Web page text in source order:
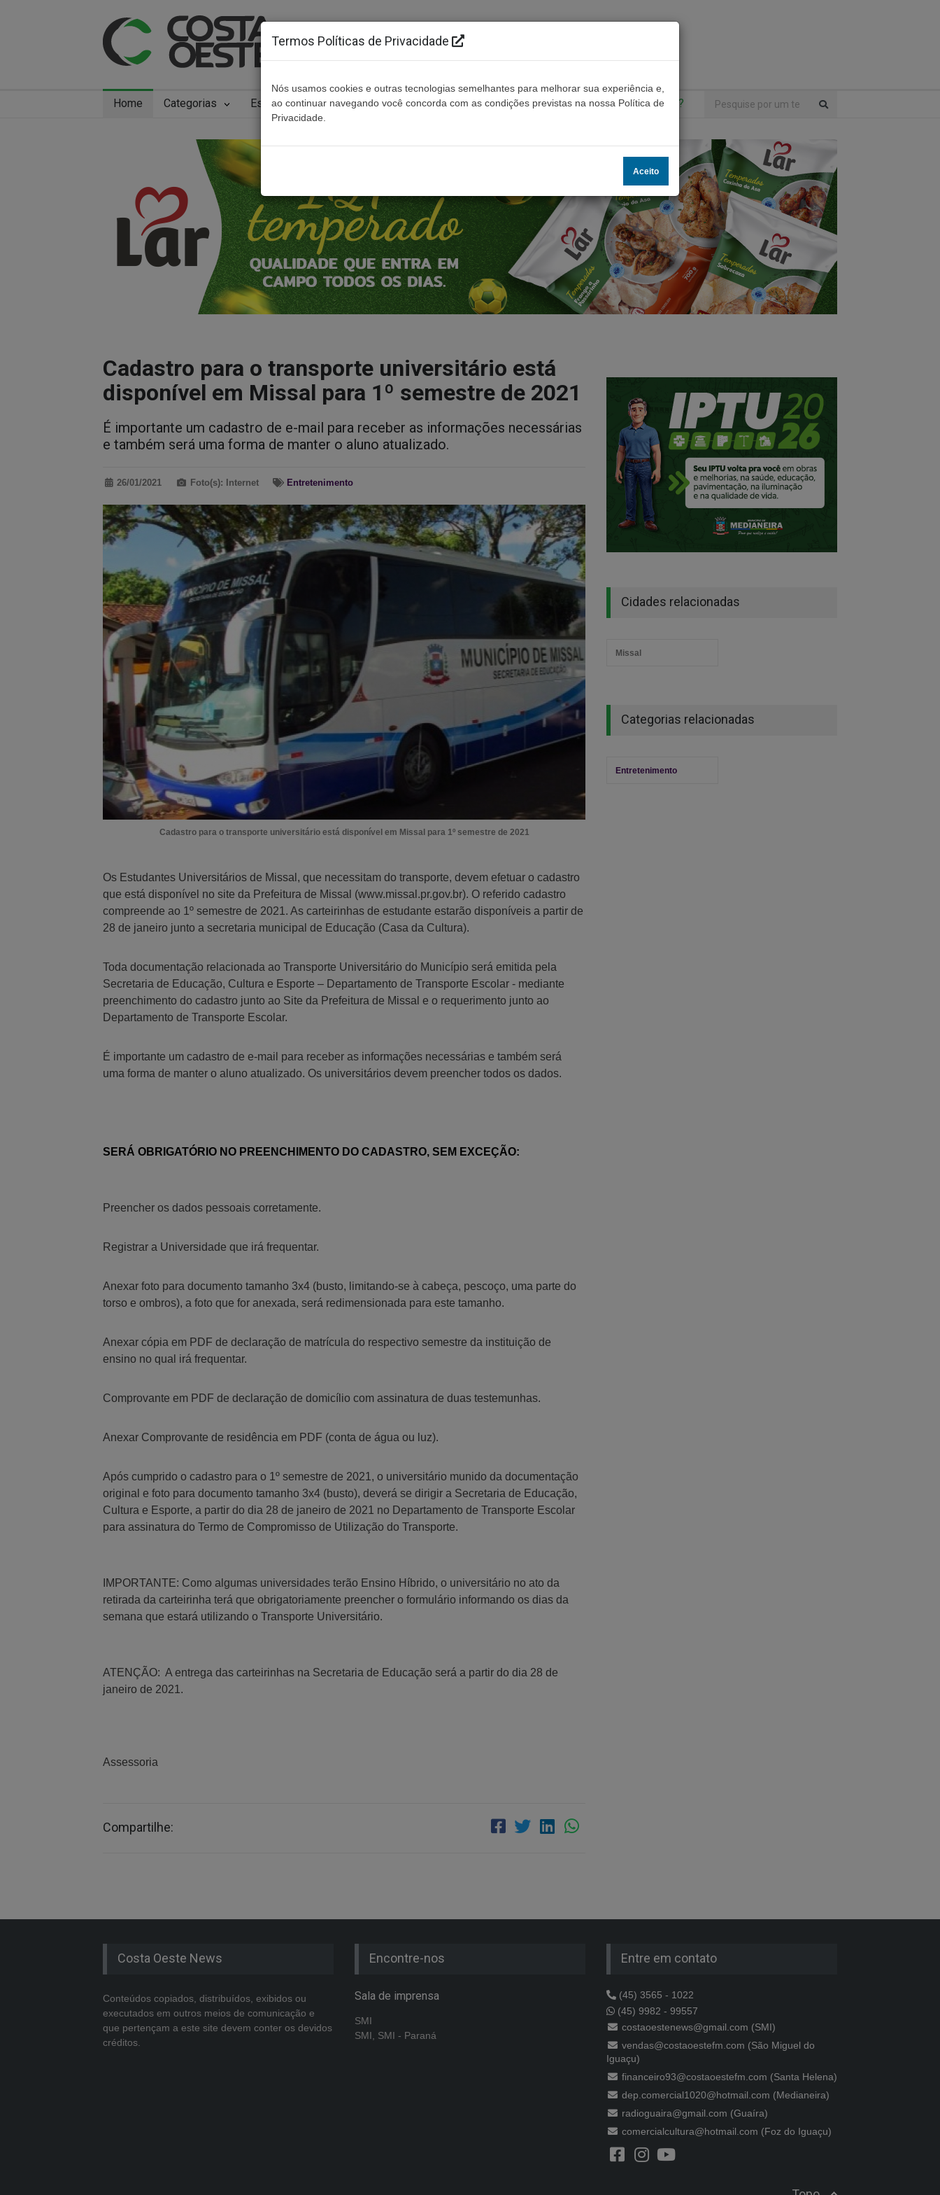
Home Categorias Especiais Cidades Ouça ao vivo Contato Não encontrou algo?
Cadastro para o transporte universitário está
disponível em Missal para 1º semestre de 2021
É importante um cadastro de e-mail para receber as informações necessárias
e também será uma forma de manter o aluno atualizado.
26/01/2021 Foto(s): Internet Entretenimento
Cadastro para o transporte universitário está disponível em Missal para 1º semestre de 2021
Os Estudantes Universitários de Missal, que necessitam do transporte, devem efetuar o cadastro
que está disponível no site da Prefeitura de Missal (www.missal.pr.gov.br). O referido cadastro
compreende ao 1º semestre de 2021. As carteirinhas de estudante estarão disponíveis a partir de
28 de janeiro junto a secretaria municipal de Educação (Casa da Cultura).
Toda documentação relacionada ao Transporte Universitário do Município será emitida pela
Secretaria de Educação, Cultura e Esporte – Departamento de Transporte Escolar - mediante
preenchimento do cadastro junto ao Site da Prefeitura de Missal e o requerimento junto ao
Departamento de Transporte Escolar.
É importante um cadastro de e-mail para receber as informações necessárias e também será
uma forma de manter o aluno atualizado. Os universitários devem preencher todos os dados.
SERÁ OBRIGATÓRIO NO PREENCHIMENTO DO CADASTRO, SEM EXCEÇÃO:
Preencher os dados pessoais corretamente.
Registrar a Universidade que irá frequentar.
Anexar foto para documento tamanho 3x4 (busto, limitando-se à cabeça, pescoço, uma parte do
torso e ombros), a foto que for anexada, será redimensionada para este tamanho.
Anexar cópia em PDF de declaração de matrícula do respectivo semestre da instituição de
ensino no qual irá frequentar.
Comprovante em PDF de declaração de domicílio com assinatura de duas testemunhas.
Anexar Comprovante de residência em PDF (conta de água ou luz).
Após cumprido o cadastro para o 1º semestre de 2021, o universitário munido da documentação
original e foto para documento tamanho 3x4 (busto), deverá se dirigir a Secretaria de Educação,
Cultura e Esporte, a partir do dia 28 de janeiro de 2021 no Departamento de Transporte Escolar
para assinatura do Termo de Compromisso de Utilização do Transporte.
IMPORTANTE: Como algumas universidades terão Ensino Híbrido, o universitário no ato da
retirada da carteirinha terá que obrigatoriamente preencher o formulário informando os dias da
semana que estará utilizando o Transporte Universitário.
ATENÇÃO: A entrega das carteirinhas na Secretaria de Educação será a partir do dia 28 de
janeiro de 2021.
Assessoria
Compartilhe:
Cidades relacionadas
Missal
Categorias relacionadas
Entretenimento
Costa Oeste News
Conteúdos copiados, distribuídos, exibidos ou
executados em outros meios de comunicação e
que pertençam a este site devem conter os devidos
créditos.
Encontre-nos
Sala de imprensa
SMI
SMI, SMI - Paraná
Entre em contato
(45) 3565 - 1022
(45) 9982 - 99557
costaoestenews@gmail.com (SMI)
vendas@costaoestefm.com (São Miguel do
Iguaçu)
financeiro93@costaoestefm.com (Santa Helena)
dep.comercial1020@hotmail.com (Medianeira)
radioguaira@gmail.com (Guaíra)
comercialcultura@hotmail.com (Foz do Iguaçu)
Termos Políticas de Privacidade
Nós usamos cookies e outras tecnologias semelhantes para melhorar sua experiência e,
ao continuar navegando você concorda com as condições previstas na nossa Política de
Privacidade.
Aceito